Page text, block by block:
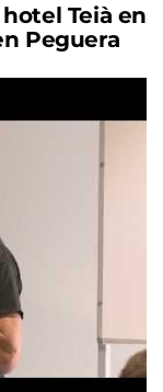
Teià en
Peguera